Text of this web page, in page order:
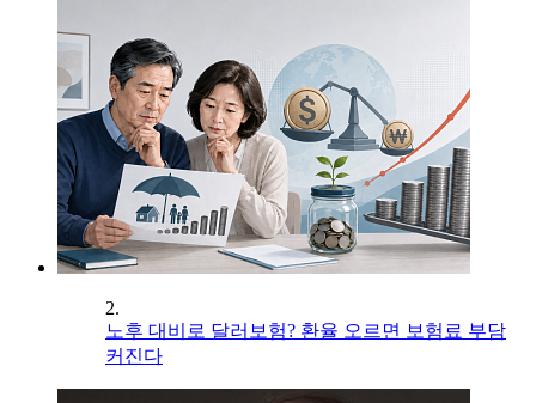
2.
노후 대비로 달러보험? 환율 오르면 보험료 부담
커진다